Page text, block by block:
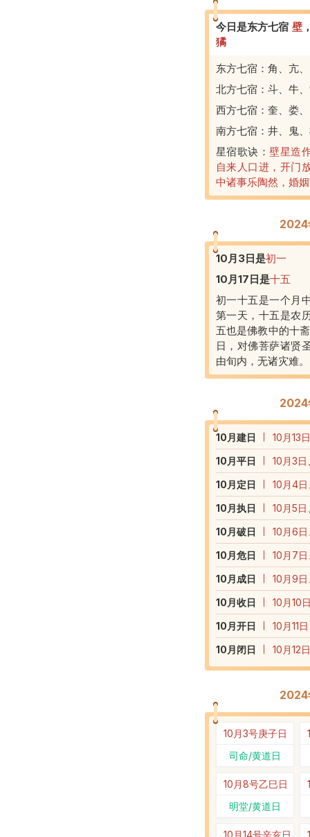
今日是东方七宿 壁
獝
东方七宿：角、亢
北方七宿：斗、牛
西方七宿：奎、娄
南方七宿：井、鬼
星宿歌诀：壁星造
自来人口进，开门
中诸事乐陶然，婚
2024
10月3日是初一
10月17日是十五
初一十五是一个月
第一天，十五是农
五也是佛教中的十
日，对佛菩萨诸贤
由旬内，无诸灾难
2024
10 月建日
10月13
10 月平日
10月3日
10 月定日
10月4
10 月执日
10月5日
10 月破日
10月6日
10 月危日
10月7
10 月成日
10月9日
10 月收日
10月10
10 月开日
10月11
10 月闭日 10月12
2024
10月3号庚子日
司命/黄道日
10月8号乙巳日
明堂/黄道日
10月14号辛亥日